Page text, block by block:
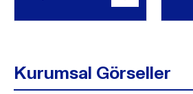
Kurumsal Görseller